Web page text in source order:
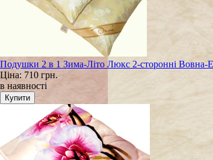
Подушки 2 в 1 Зима-Літо Люкс 2-сторонні Вовна-
Ціна: 710 грн.
в наявності